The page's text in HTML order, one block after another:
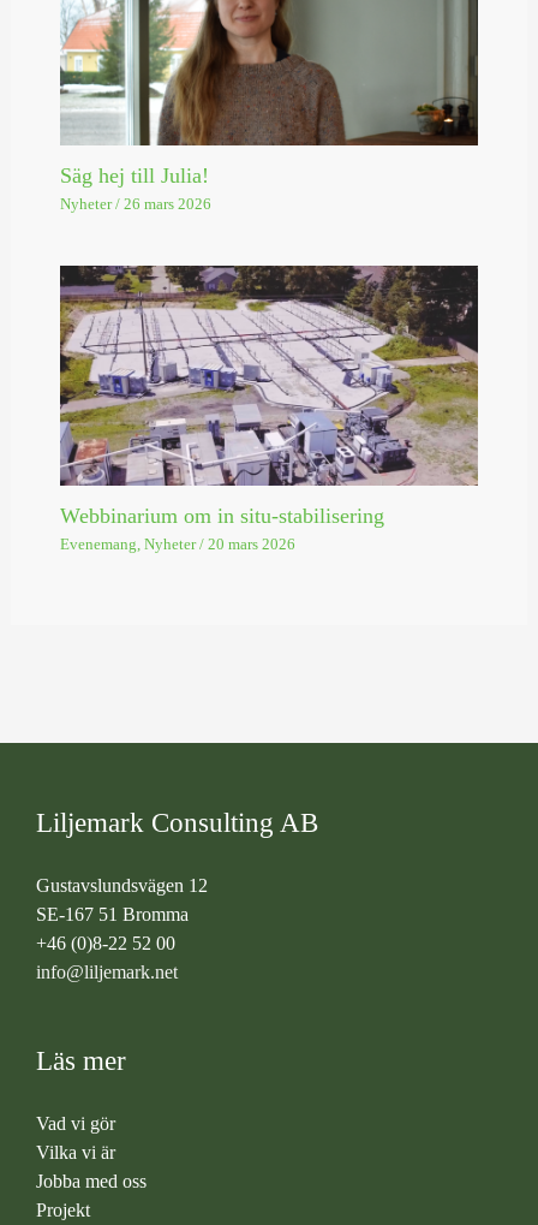
Säg hej till Julia!
Nyheter/ 26 mars 2026
Webbinarium om in situ-stabilisering
Evenemang, Nyheter/ 20 mars 2026
Liljemark Consulting AB
Gustavslundsvägen 12
SE-167 51 Bromma
+46 (0)8-22 52 00
info@liljemark.net
Läs mer
Vad vi gör
Vilka vi är
Jobba med oss
Projekt